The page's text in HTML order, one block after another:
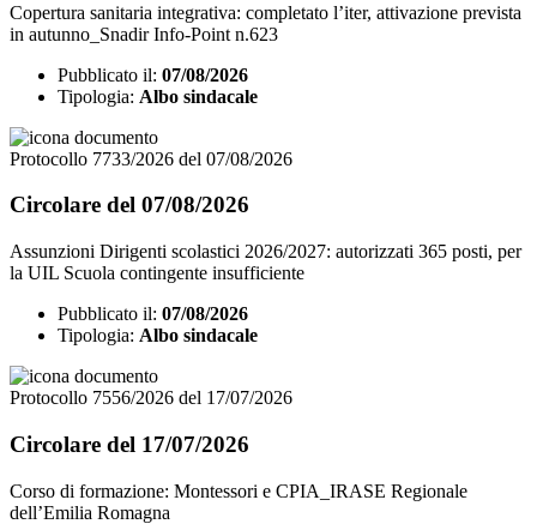
Copertura sanitaria integrativa: completato l’iter, attivazione prevista
in autunno_Snadir Info-Point n.623
Pubblicato il: 07/08/2026
Tipologia: Albo sindacale
Protocollo 7733/2026 del 07/08/2026
Circolare del 07/08/2026
Assunzioni Dirigenti scolastici 2026/2027: autorizzati 365 posti, per
la UIL Scuola contingente insufficiente
Pubblicato il: 07/08/2026
Tipologia: Albo sindacale
Protocollo 7556/2026 del 17/07/2026
Circolare del 17/07/2026
Corso di formazione: Montessori e CPIA_IRASE Regionale
dell’Emilia Romagna